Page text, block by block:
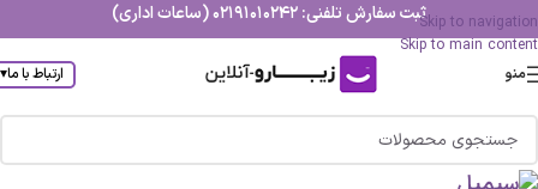
Skip to navigation
Skip to main content
ثبت سفارش تلفنی: 02191010242 (ساعات اداری)
منو ارتباط با ما▾